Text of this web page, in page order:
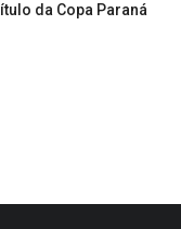
da Copa Paraná